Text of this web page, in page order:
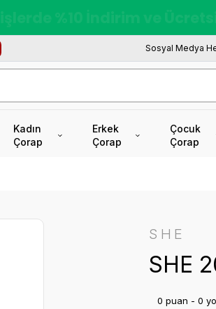
Sosyal Medya
Kadın
Çorap
Erkek
Çorap
Çocuk
Çorap
SHE
SHE
0 puan - 0